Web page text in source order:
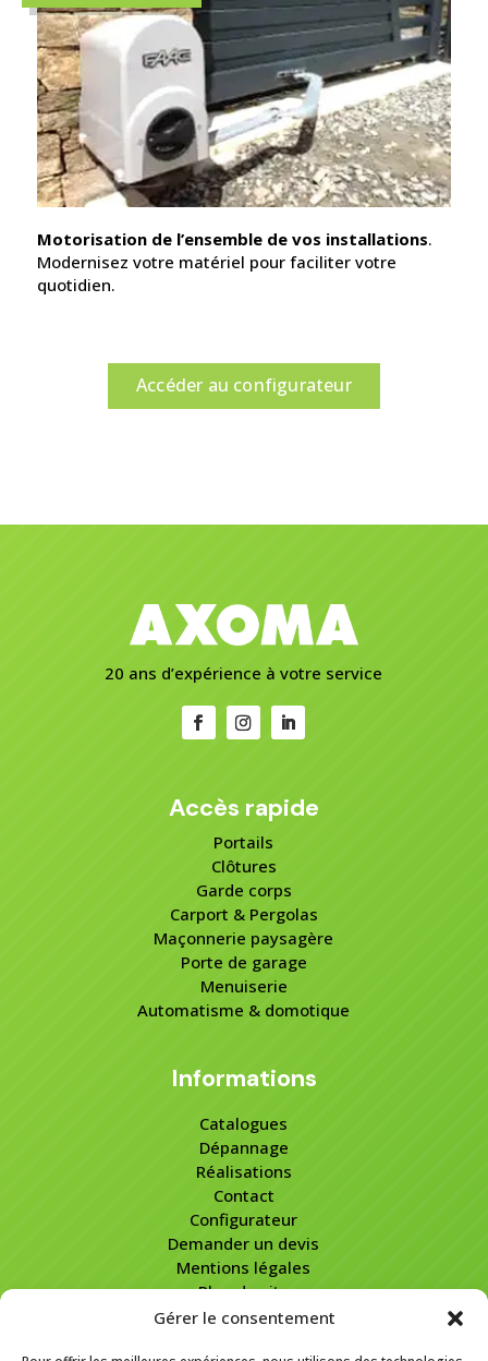
Gérer le consentement
Motorisation de l’ensemble de vos installations.
Modernisez votre matériel pour faciliter votre
quotidien.
Accéder au configurateur
20 ans d’expérience à votre service
Accès rapide
Portails
Clôtures
Garde corps
Carport & Pergolas
Maçonnerie paysagère
Porte de garage
Menuiserie
Automatisme & domotique
Informations
Catalogues
Dépannage
Réalisations
Contact
Configurateur
Demander un devis
Mentions légales
Plan de site